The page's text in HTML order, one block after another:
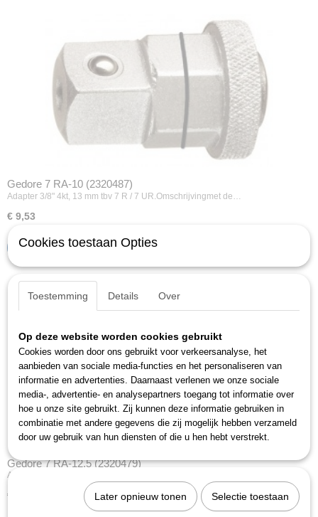
Gedore 7 RA-10 (2320487)
Adapter 3/8" 4kt, 13 mm tbv 7 R / 7 UR.Omschrijvingmet de…
€ 9,53
IN WINKELWAGEN
Gedore 7 RA-12,5 (2320479)
Adapter 1/2" 4kt, 19 mm tbv 7 R / 7 UR.Omschrijvingmet de…
€ 12,07
Cookies toestaan Opties
Toestemming Details Over
Op deze website worden cookies gebruikt
Cookies worden door ons gebruikt voor verkeersanalyse, het
aanbieden van sociale media-functies en het personaliseren van
informatie en advertenties. Daarnaast verlenen we onze sociale
media-, advertentie- en analysepartners toegang tot informatie over
hoe u onze site gebruikt. Zij kunnen deze informatie gebruiken in
combinatie met andere gegevens die zij mogelijk hebben verzameld
door uw gebruik van hun diensten of die u hen hebt verstrekt.
Later opnieuw tonen Selectie toestaan